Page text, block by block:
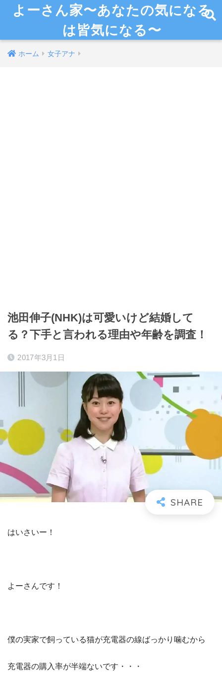
よーさん家〜あなたの気になる
は皆気になる〜
ホーム 女子アナ
池田伸子(NHK)は可愛いけど結婚して
る？下手と言われる理由や年齢を調査！
2017年3月1日
はいさいー！
よーさんです！
僕の実家で飼っている猫が充電器の線ばっかり噛むから
充電器の購入率が半端ないです・・・